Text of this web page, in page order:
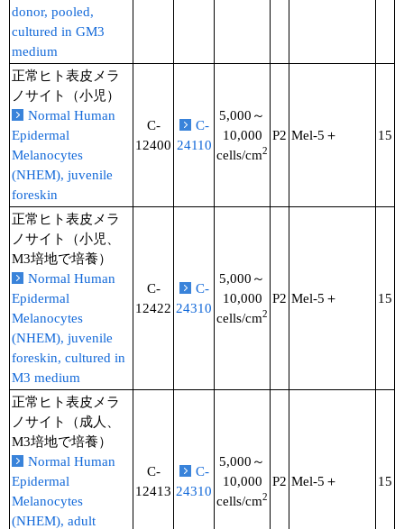
donor, pooled,
cultured in GM3
medium
正常ヒト表皮メラ
ノサイト（小児）
Normal Human
Epidermal
Melanocytes
(NHEM), juvenile
foreskin
C-
12400
C-
24110
5,000～
10,000
cells/cm2
P2 Mel-5＋ 15
正常ヒト表皮メラ
ノサイト（小児、
M3培地で培養）
Normal Human
Epidermal
Melanocytes
(NHEM), juvenile
foreskin, cultured in
M3 medium
C-
12422
C-
24310
5,000～
10,000
cells/cm2
P2 Mel-5＋ 15
正常ヒト表皮メラ
ノサイト（成人、
M3培地で培養）
Normal Human
Epidermal
Melanocytes
(NHEM), adult
C-
12413
C-
24310
5,000～
10,000
cells/cm2
P2 Mel-5＋ 15